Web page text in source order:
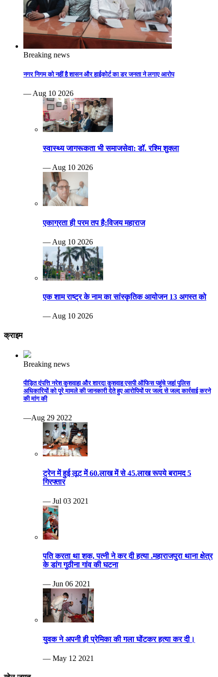
Breaking news
नगर निगम को नहीं है शासन और हाईकोर्ट का डर जनता ने लगाए आरोप
— Aug 10 2026
स्वास्थ्य जागरूकता भी समाजसेवा: डॉ. रश्मि शुक्ला
— Aug 10 2026
एकाग्रता ही परम तप है:विजय महाराज
— Aug 10 2026
एक शाम राष्ट्र के नाम का सांस्कृतिक आयोजन 13 अगस्त को
— Aug 10 2026
क्राइम
Breaking news
पीड़ित दंपत्ति नरेश कुशवाहा और शारदा कुशवाह एसपी ऑफिस पहुंचे जहां पुलिस
अधिकारियों को पूरे मामले की जानकारी देते हुए आरोपियों पर जल्द से जल्द कार्रवाई करने
की मांग की
—Aug 29 2022
ट्रेन में हुई लूट में 60.लाख में से 45.लाख रूपये बरामद 5
गिरफ्तार
— Jul 03 2021
पति करता था शक, पत्नी ने कर दी हत्या .महाराजपुरा थाना क्षेत्र
के डांग गुठीना गांव की घटना
— Jun 06 2021
युवक ने अपनी ही प्रेमिका की गला घोंटकर हत्या कर दी।
— May 12 2021